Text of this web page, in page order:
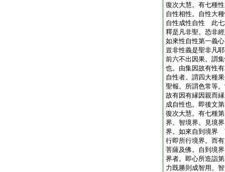
復次大慧。有七種
自性相性。自性大
自性成性自性 此七
釋是凡非聖。恐非
如來性自性第一義
豈非性義是聖非凡
前六不出因果。謂
也。由集因故有性
自性者。謂四大種
聖報。所謂色常等
故有因有縁因親而
成自性也。即後文
復次大慧。有七種
界。智境界。見境
界。如來自到境界
行即所行境界。而
菩薩及佛。自到境
界者。即心所造詣
力既勝則成智用。